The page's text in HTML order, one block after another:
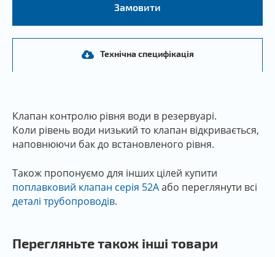
Замовити
Технічна специфікація
Клапан контролю рівня води в резервуарі.
Коли рівень води низький то клапан відкривається,
наповнюючи бак до встановленого рівня.
Також пропонуємо для інших цілей купити
поплавковий клапан серія 52Аабо переглянути всі
деталі трубопроводів.
Перегляньте також інші товари